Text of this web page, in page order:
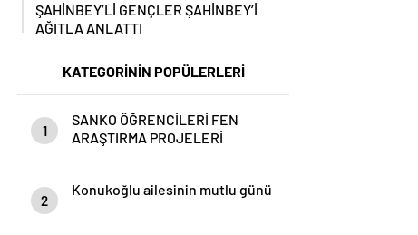
ŞAHİNBEY’Lİ GENÇLER ŞAHİNBEY’İ
AĞITLA ANLATTI
KATEGORİNİN POPÜLERLERİ
1
SANKO ÖĞRENCİLERİ FEN
ARAŞTIRMA PROJELERİ
2
Konukoğlu ailesinin mutlu günü